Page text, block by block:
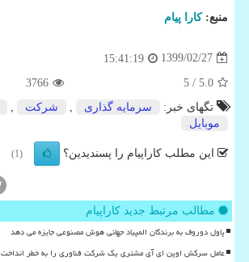
منبع:كارا پیام
1399/02/27
15:41:19
5.0
/ 5
3766
تگهای خبر:
سرمایه گذاری شركت
موبایل
این مطلب کاراپیام را پسندیدین؟ (1)
مطالب مرتبط جدید کاراپیام
پاول دوروف به برندگان المپیاد جهانی هوش مصنوعی جایزه می دهد
عامل سرکش اوپن ای آی مشتری یک شرکت فناوری را به خطر انداخت